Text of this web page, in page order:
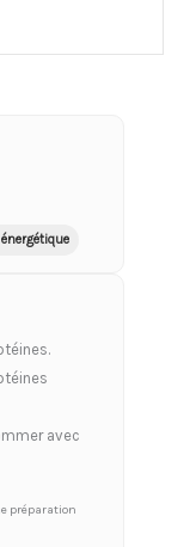
avec
préparation